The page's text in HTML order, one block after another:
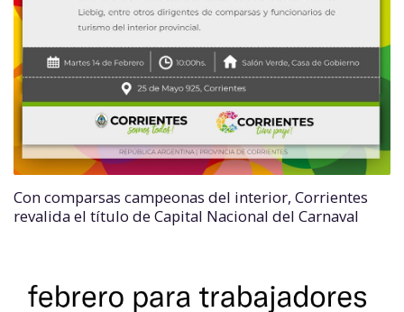
Con comparsas campeonas del interior, Corrientes
revalida el título de Capital Nacional del Carnaval